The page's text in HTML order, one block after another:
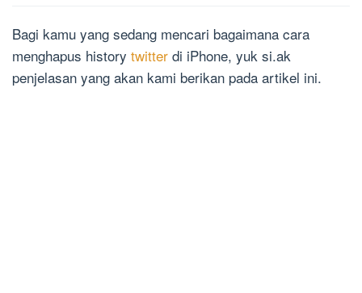
Bagi kamu yang sedang mencari bagaimana cara
menghapus history twitter di iPhone, yuk si.ak
penjelasan yang akan kami berikan pada artikel ini.